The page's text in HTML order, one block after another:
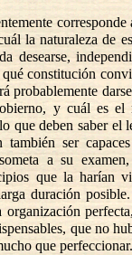
la naturaleza de
desearse,
constitución
probablemente
y cuál es el
que deben saber el
también ser
a su
que la harían
duración
organización
que no
que perfeccionar.